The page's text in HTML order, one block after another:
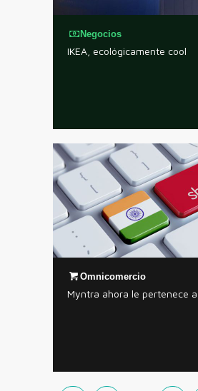
Negocios
IKEA, ecológicamente cool
Omnicomercio
Myntra ahora le pertenece